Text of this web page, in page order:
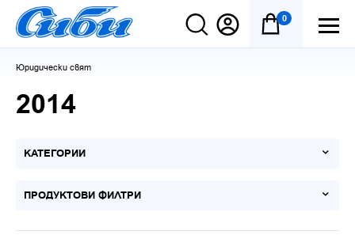
0
Юридически свят
2014
КАТЕГОРИИ
ПРОДУКТОВИ ФИЛТРИ